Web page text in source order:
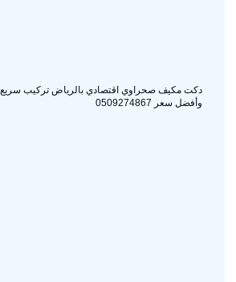
دكت مكيف صحراوي اقتصادي بالرياض تركيب سريع
وأفضل سعر 0509274867